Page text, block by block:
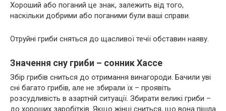
Хороший або поганий це знак, залежить від того,
наскільки добрими або поганими були ваші справи.
Отруйні гриби сняться до щасливої течії обставин наяву.
Значення сну гриби – сонник Хассе
Збір грибів сниться до отримання винагороди. Бачили уві
сні багато грибів, але не збирали їх – проявіть
розсудливість в азартній ситуації. Збирати великі гриби –
до хороших заробітків. Якщо жінці сниться, що вона пішла